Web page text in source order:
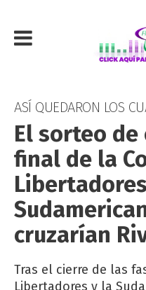
ASÍ QUEDARON LOS
El sorteo
final de la
cruzarían
Tras el cierre de las
Libertadores y la